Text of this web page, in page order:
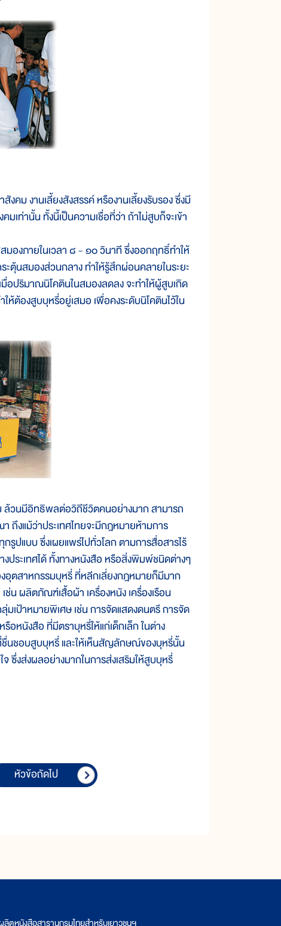
งคม งานเลี้ยงสังสรรค์ หรืองานเลี้ยงรับรอง ซึ่งมี
เท่านั้น ทั้งนี้เป็นความเชื่อที่ว่า ถ้าไม่สูบก็จะเข้า
มองภายในเวลา ๘ - ๑๐ วินาที ซึ่งออกฤทธิ์ทำให้
ะตุ้นสมองส่วนกลาง ทำให้รู้สึกผ่อนคลายในระยะ
ปริมาณนิโคตินในสมองลดลง จะทำให้ผู้สูบเกิด
ห้ต้องสูบบุหรี่อยู่เสมอ เพื่อคงระดับนิโคตินไว้ใน
ล้วนมีอิทธิพลต่อวิถีชีวิตคนอย่างมาก สามารถ
ถึงแม้ว่าประเทศไทยจะมีกฎหมายห้ามการ
ปแบบ ซึ่งเผยแพร่ไปทั่วโลก ตามการสื่อสารไร้
ประเทศได้ ทั้งทางหนังสือ หรือสิ่งพิมพ์ชนิดต่างๆ
อุตสาหกรรมบุหรี่ ที่หลีกเลี่ยงกฎหมายก็มีมาก
น ผลิตภัณฑ์เสื้อผ้า เครื่องหนัง เครื่องเรือน
มเป้าหมายพิเศษ เช่น การจัดแสดงดนตรี การจัด
อหนังสือ ที่มีตราบุหรี่ให้แก่เด็กเล็ก ในต่าง
ชื่นชอบสูบบุหรี่ และให้เห็นสัญลักษณ์ของบุหรี่นั้น
ซึ่งส่งผลอย่างมากในการส่งเสริมให้สูบบุหรี่
หัวข้อถัดไป
ตหนังสือสารานุกรมไทยสำหรับเยาวชนฯ